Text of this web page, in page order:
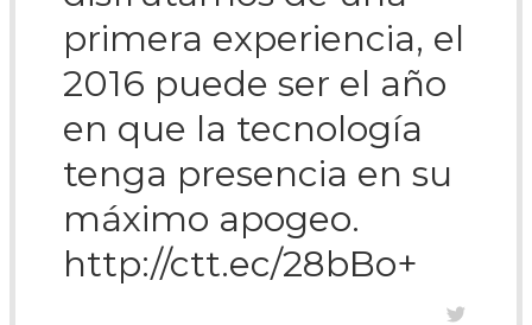
primera experiencia, el
2016 puede ser el año
en que la tecnología
tenga presencia en su
máximo apogeo.
http://ctt.ec/28bBo+